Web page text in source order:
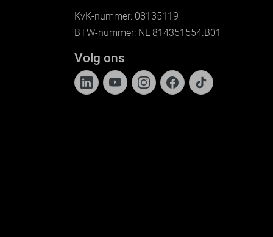
KvK-nummer: 08135119
BTW-nummer: NL 814351554.B01
Volg ons